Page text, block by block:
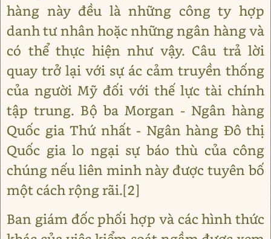
hàng này đều là những công ty hợp
danh tư nhân hoặc những ngân hàng và
có thể thực hiện như vậy. Câu trả lời
quay trở lại với sự ác cảm truyền thống
của người Mỹ đối với thế lực tài chính
tập trung. Bộ ba Morgan - Ngân hàng
Quốc gia Thứ nhất - Ngân hàng Đô thị
Quốc gia lo ngại sự báo thù của công
chúng nếu liên minh này được tuyên bố
một cách rộng rãi.[2]
Ban giám đốc phối hợp và các hình thức